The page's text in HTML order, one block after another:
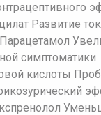
Развитие
симптоматики
кислоты